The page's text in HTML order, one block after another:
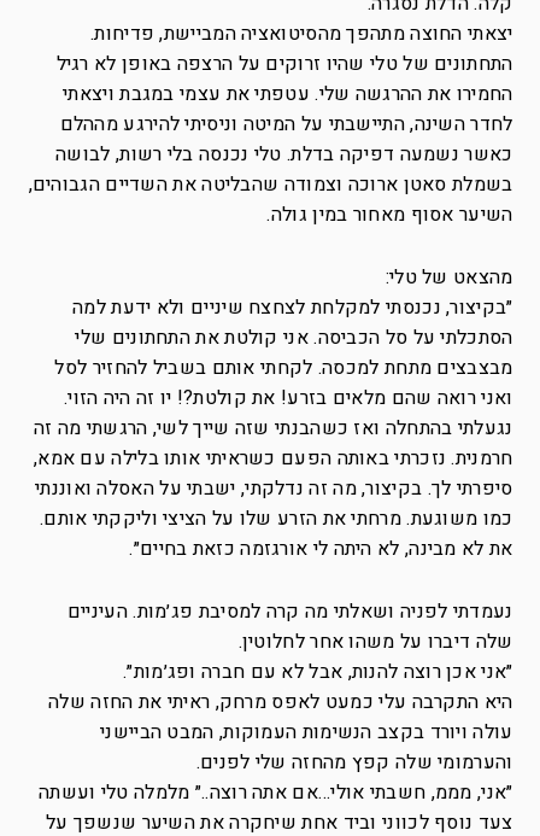
יצאתי החוצה מתהפך מהסיטואציה המביישת, פדיחות.
התחתונים של טלי שהיו זרוקים על הרצפה באופן לא רגיל
החמירו את ההרגשה שלי. עטפתי את עצמי במגבת ויצאתי
לחדר השינה, התיישבתי על המיטה וניסיתי להירגע מההלם
כאשר נשמעה דפיקה בדלת. טלי נכנסה בלי רשות, לבושה
בשמלת סאטן ארוכה וצמודה שהבליטה את השדיים הגבוהים,
השיער אסוף מאחור במין גולה.
מהצאט של טלי:
״בקיצור, נכנסתי למקלחת לצחצח שיניים ולא ידעת למה
הסתכלתי על סל הכביסה. אני קולטת את התחתונים שלי
מבצבצים מתחת למכסה. לקחתי אותם בשביל להחזיר לסל
ואני רואה שהם מלאים בזרע! את קולטת?! יו זה היה הזוי.
נגעלתי בהתחלה ואז כשהבנתי שזה שייך לשי, הרגשתי מה זה
חרמנית. נזכרתי באותה הפעם כשראיתי אותו בלילה עם אמא,
סיפרתי לך. בקיצור, מה זה נדלקתי, ישבתי על האסלה ואוננתי
כמו משוגעת. מרחתי את הזרע שלו על הציצי וליקקתי אותם.
את לא מבינה, לא היתה לי אורגזמה כזאת בחיים״.
נעמדתי לפניה ושאלתי מה קרה למסיבת פג׳מות. העיניים
שלה דיברו על משהו אחר לחלוטין.
״אני אכן רוצה להנות, אבל לא עם חברה ופג׳מות״.
היא התקרבה עלי כמעט לאפס מרחק, ראיתי את החזה שלה
עולה ויורד בקצב הנשימות העמוקות, המבט הביישני
והערמומי שלה קפץ מהחזה שלי לפנים.
״אני, מממ, חשבתי אולי…אם אתה רוצה..״ מלמלה טלי ועשתה
צעד נוסף לכווני וביד אחת שיחקרה את השיער שנשפך על